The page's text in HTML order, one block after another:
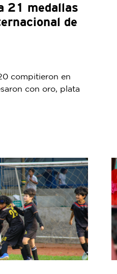
21 medallas
de
compitieron en
con oro, plata